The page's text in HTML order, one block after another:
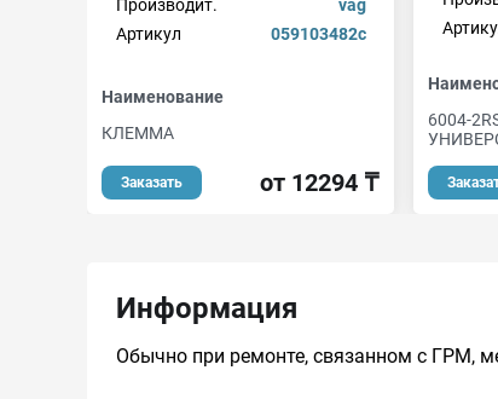
Производит.
vag
Артикул
059103482c
Наименование
КЛЕММА
Заказать от 12294 ₸
6004-
Информация
Обычно при ремонте, связанном с ГРМ,